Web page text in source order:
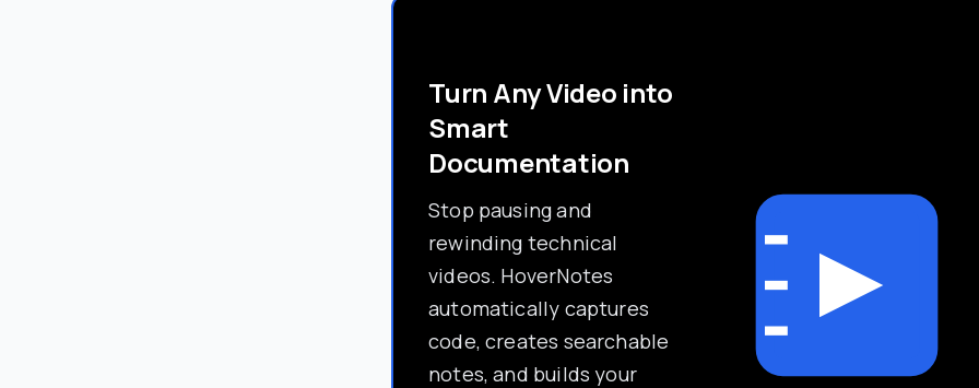
Turn Any Video into
Smart
Documentation
Stop pausing and
rewinding technical
videos. HoverNotes
automatically captures
code, creates searchable
notes, and builds your